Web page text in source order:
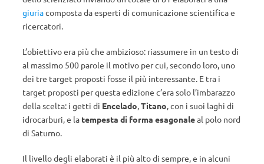
giuriacomposta da esperti di comunicazione scientifica e
ricercatori.
L’obiettivo era più che ambizioso: riassumere in un testo di
al massimo 500 parole il motivo per cui, secondo loro, uno
dei tre target proposti fosse il più interessante. E tra i
target proposti per questa edizione c’era solo l’imbarazzo
della scelta: i getti di Encelado,Titano, con i suoi laghi di
idrocarburi, e la tempesta di forma esagonaleal polo nord
di Saturno.
Il livello degli elaborati è il più alto di sempre, e in alcuni